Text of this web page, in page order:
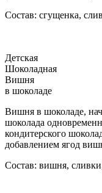
Состав: сгущенка,
Детская
Шоколадная
Вишня
в шоколаде
Вишня в шоколаде,
шоколада
кондитерского
добавлением ягод
Состав: вишня,